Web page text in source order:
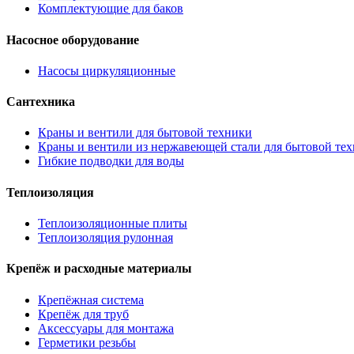
Комплектующие для баков
Насосное оборудование
Насосы циркуляционные
Сантехника
Краны и вентили для бытовой техники
Краны и вентили из нержавеющей стали для бытовой
Гибкие подводки для воды
Теплоизоляция
Теплоизоляционные плиты
Теплоизоляция рулонная
Крепёж и расходные материалы
Крепёжная система
Крепёж для труб
Аксессуары для монтажа
Герметики резьбы